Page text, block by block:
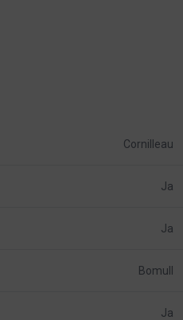
Cornilleau
Ja
Ja
Bomull
Ja